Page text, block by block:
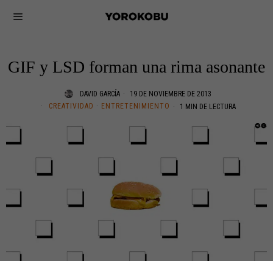
GIF y LSD forman una rima asonante
DAVID GARCÍA
19 DE NOVIEMBRE DE 2013
CREATIVIDAD · ENTRETENIMIENTO 1 MIN DE LECTURA